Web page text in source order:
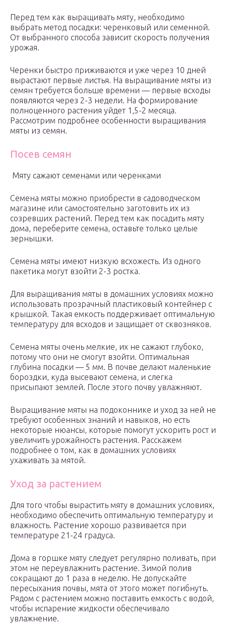
Перед тем как выращивать мяту, необходимо
выбрать метод посадки: черенковый или семенной.
От выбранного способа зависит скорость получения
урожая.
Черенки быстро приживаются и уже через 10 дней
вырастают первые листья. На выращивание мяты из
семян требуется больше времени — первые всходы
появляются через 2-3 недели. На формирование
полноценного растения уйдет 1,5-2 месяца.
Рассмотрим подробнее особенности выращивания
мяты из семян.
Посев семян
Мяту сажают семенами или черенками
Семена мяты можно приобрести в садоводческом
магазине или самостоятельно заготовить их из
созревших растений. Перед тем как посадить мяту
дома, переберите семена, оставьте только целые
зернышки.
Семена мяты имеют низкую всхожесть. Из одного
пакетика могут взойти 2-3 ростка.
Для выращивания мяты в домашних условиях можно
использовать прозрачный пластиковый контейнер с
крышкой. Такая емкость поддерживает оптимальную
температуру для всходов и защищает от сквозняков.
Семена мяты очень мелкие, их не сажают глубоко,
потому что они не смогут взойти. Оптимальная
глубина посадки — 5 мм. В почве делают маленькие
бороздки, куда высевают семена, и слегка
присыпают землей. После этого почву увлажняют.
Выращивание мяты на подоконнике и уход за ней не
требуют особенных знаний и навыков, но есть
некоторые нюансы, которые помогут ускорить рост и
увеличить урожайность растения. Расскажем
подробнее о том, как в домашних условиях
ухаживать за мятой.
Уход за растением
Для того чтобы вырастить мяту в домашних условиях,
необходимо обеспечить оптимальную температуру и
влажность. Растение хорошо развивается при
температуре 21-24 градуса.
Дома в горшке мяту следует регулярно поливать, при
этом не переувлажнить растение. Зимой полив
сокращают до 1 раза в неделю. Не допускайте
пересыхания почвы, мята от этого может погибнуть.
Рядом с растением можно поставить емкость с водой,
чтобы испарение жидкости обеспечивало
увлажнение.